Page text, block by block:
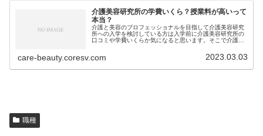
介護美容研究所の学費いくら？授業料が高いって
本当？
介護と美容のプロフェッショナルを目指して介護美容研究
所への入学を検討している方は入学前に介護美容研究所の
口コミや学費いくらか気になると思います。そこで介護美
care-beauty.coresv.com 2023.03.03
職種